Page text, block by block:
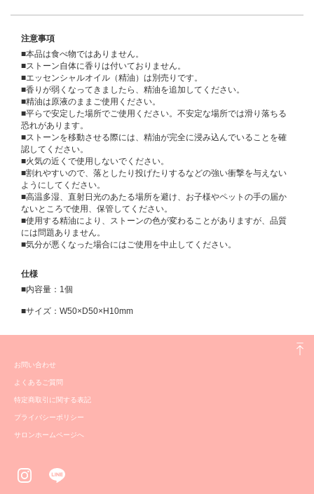
注意事項
■本品は食べ物ではありません。
■ストーン自体に香りは付いておりません。
■エッセンシャルオイル（精油）は別売りです。
■香りが弱くなってきましたら、精油を追加してください。
■精油は原液のままご使用ください。
■平らで安定した場所でご使用ください。不安定な場所では滑り落ちる
恐れがあります。
■ストーンを移動させる際には、精油が完全に浸み込んでいることを確
認してください。
■火気の近くで使用しないでください。
■割れやすいので、落としたり投げたりするなどの強い衝撃を与えない
ようにしてください。
■高温多湿、直射日光のあたる場所を避け、お子様やペットの手の届か
ないところで使用、保管してください。
■使用する精油により、ストーンの色が変わることがありますが、品質
には問題ありません。
■気分が悪くなった場合にはご使用を中止してください。
仕様
■内容量：1個
■サイズ：W50×D50×H10mm
お問い合わせ
よくあるご質問
特定商取引に関する表記
プライバシーポリシー
サロンホームページへ